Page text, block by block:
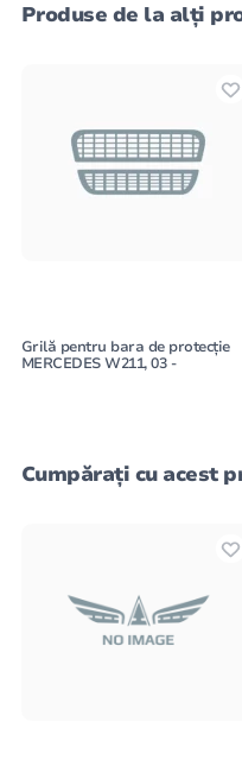
Produse de la alți
Grilă pentru bara de protecție
MERCEDES W211, 03 -
Cumpărați cu acest